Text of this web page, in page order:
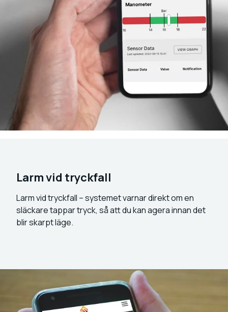
Larm vid tryckfall
Larm vid tryckfall – systemet varnar direkt om en
släckare tappar tryck, så att du kan agera innan det
blir skarpt läge.